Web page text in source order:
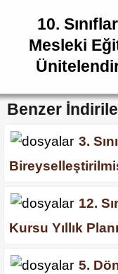
10.
Mesleki
Benzer
3.
12.
Kursu Yıllık
5.